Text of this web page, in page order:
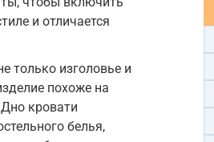
и отличается
только изголовье и
похоже на
кровати
белья,